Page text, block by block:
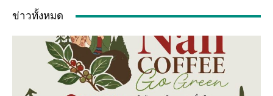
02:07:05
เชอรี่ ส่งกำลังใจน้ำท่วมเหนือ ห่วงคนที่บ้านเกิด
จ.น่าน #เชอรี่ #เชอรี่เข็มอัปสร #น้ำท่วมเหนือ #น่าน
04:11
มูลนิธิเพชรเกษมน่าน ทอดผ้าป่าสามัคคี ณ มูลนิธิ
เพชรเกษมน่าน (สำนักงานใหญ่ท่าวังผา) ปี 68
01:01:17
ข่าวทั้งหมด